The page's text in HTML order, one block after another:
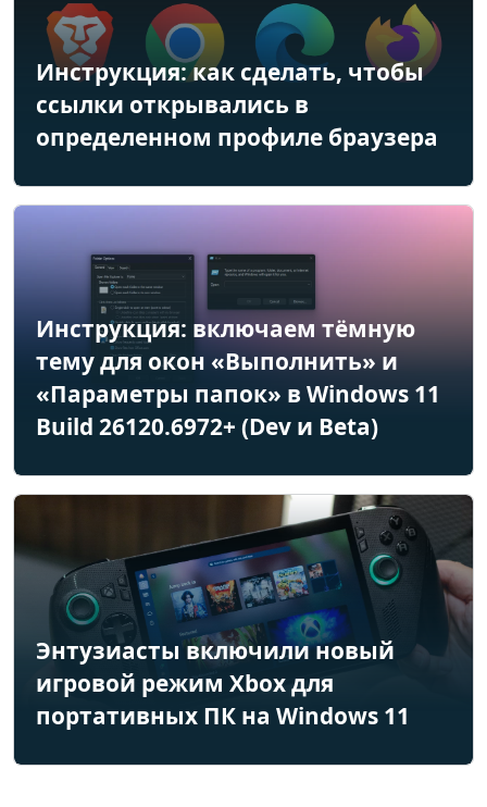
Инструкция: как сделать, чтобы
ссылки открывались в
определенном профиле браузера
Инструкция: включаем тёмную
тему для окон «Выполнить» и
«Параметры папок» в Windows 11
Build 26120.6972+ (Dev и Beta)
Энтузиасты включили новый
игровой режим Xbox для
портативных ПК на Windows 11